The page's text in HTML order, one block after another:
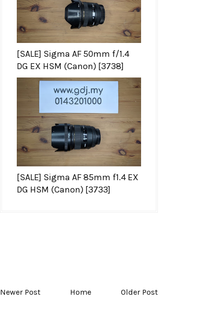
[SALE] Sigma AF 50mm f/1.4
DG EX HSM (Canon) [3738]
[SALE] Sigma AF 85mm f1.4 EX
DG HSM (Canon) [3733]
Newer Post Home Older Post